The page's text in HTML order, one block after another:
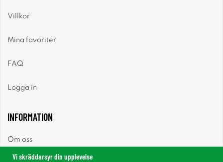
Villkor
Mina favoriter
FAQ
Logga in
INFORMATION
Om oss
Vi skräddarsyr din upplevelse